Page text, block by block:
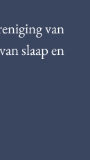
van
slaap en